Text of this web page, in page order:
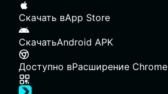
Скачать вApp Store
СкачатьAndroid APK
Доступно вРасширение Chrome